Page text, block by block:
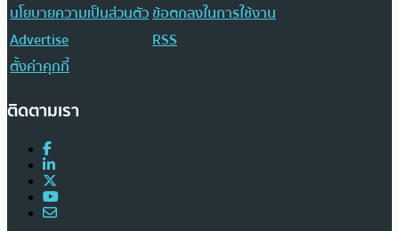
นโยบายความเป็นส่วนตัวข้อตกลงในการใช้งาน
Advertise
RSS
ตั้งค่าคุกกี้
ติดตามเรา